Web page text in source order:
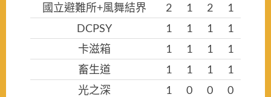
國立避難所+風舞結界
2 1 2
1
DCPSY
1 1 1
1
卡滋箱
1 1 1
1
畜生道
1 1 1
1
光之深
1 0 0
0